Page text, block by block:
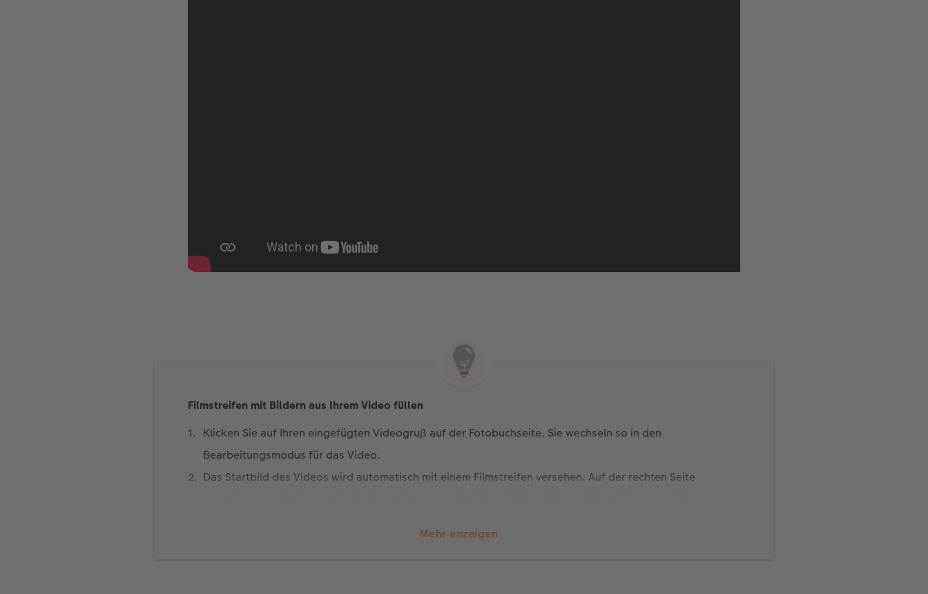
Mehr anzeigen
Filmstreifen mit Bildern aus Ihrem Video füllen
Klicken Sie auf Ihren eingefügten Videogruß auf der Fotobuchseite. Sie wechseln so in den
Bearbeitungsmodus für das Video.
Das Startbild des Videos wird automatisch mit einem Filmstreifen versehen. Auf der rechten Seite